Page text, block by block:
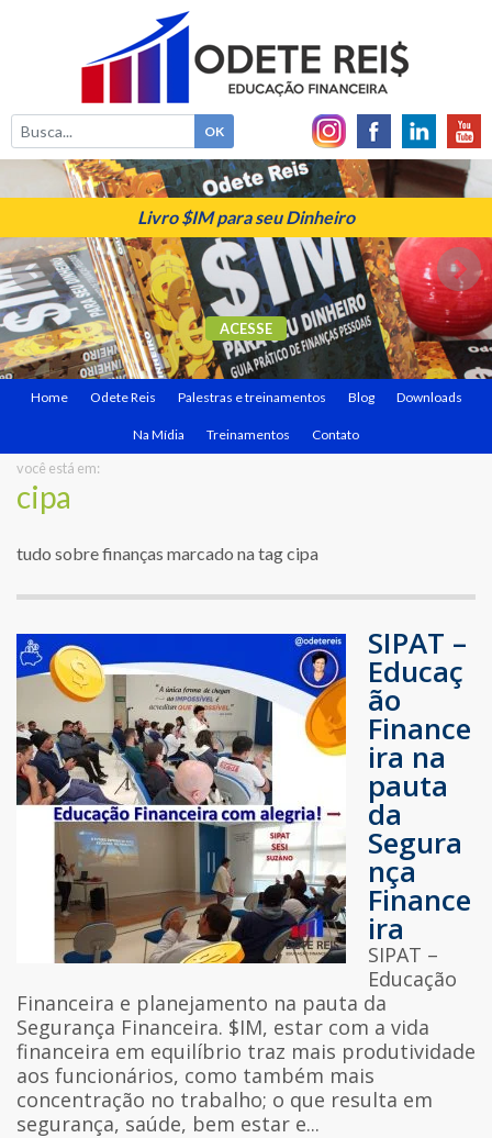
Livro $IM para seu Dinheiro
ACESSE
Home Odete Reis Palestras e treinamentos Blog Downloads
Na Mídia Treinamentos Contato
você está em:
cipa
tudo sobre finanças marcado na tag cipa
SIPAT –
Educaç
ão
Finance
ira na
pauta
da
Segura
nça
Finance
ira
SIPAT –
Educação
Financeira e planejamento na pauta da
Segurança Financeira. $IM, estar com a vida
financeira em equilíbrio traz mais produtividade
aos funcionários, como também mais
concentração no trabalho; o que resulta em
segurança, saúde, bem estar e...